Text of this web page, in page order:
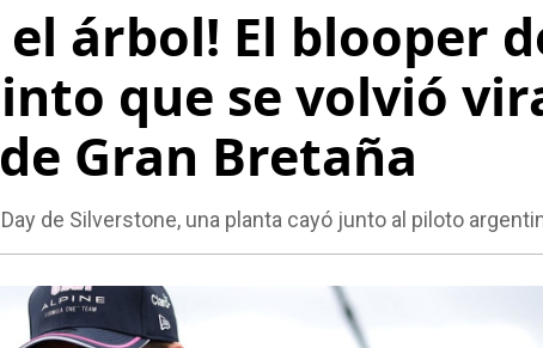
el árbol! El blooper
que se volvió
Gran Bretaña
de Silverstone, una planta cayó junto al piloto